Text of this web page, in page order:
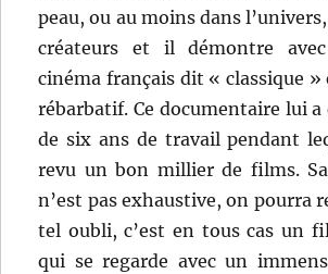
peau, ou au moins dans
créateurs et il démontre
cinéma français dit « classique »
rébarbatif. Ce documentaire lui a
de six ans de travail pendant
revu un bon millier de films.
n’est pas exhaustive, on pourra
tel oubli, c’est en tous cas un
qui se regarde avec un